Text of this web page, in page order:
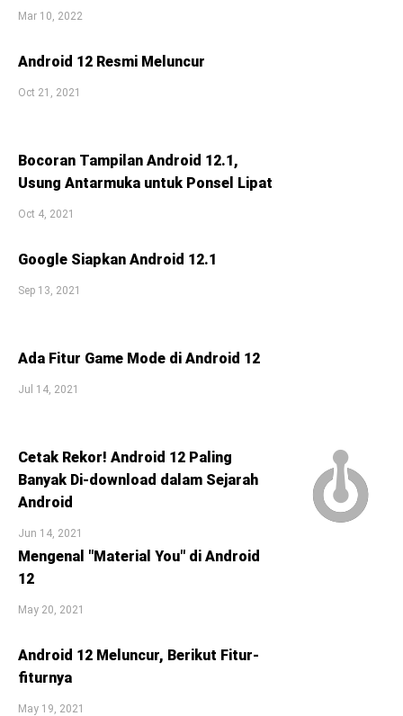
Mar 10, 2022
Android 12 Resmi Meluncur
Oct 21, 2021
Bocoran Tampilan Android 12.1,
Usung Antarmuka untuk Ponsel Lipat
Oct 4, 2021
Google Siapkan Android 12.1
Sep 13, 2021
Ada Fitur Game Mode di Android 12
Jul 14, 2021
Cetak Rekor! Android 12 Paling
Banyak Di-download dalam Sejarah
Android
Jun 14, 2021
Mengenal "Material You" di Android
12
May 20, 2021
Android 12 Meluncur, Berikut Fitur-
fiturnya
May 19, 2021